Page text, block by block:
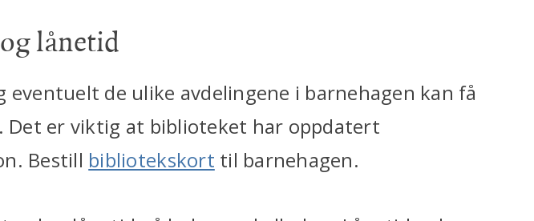
lånetid
eventuelt de ulike avdelingene i barnehagen kan få
er viktig at biblioteket har oppdatert
Bestill bibliotekskort til barnehagen.